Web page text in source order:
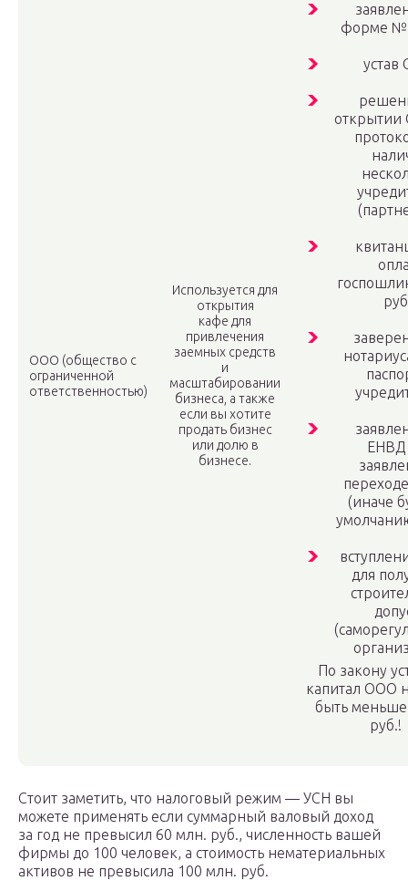
ООО (общество с
ограниченной
ответственностью)
Используется для
открытия
кафе для
привлечения
заемных средств
и
масштабировании
бизнеса, а также
если вы хотите
продать бизнес
или долю в
бизнесе.
форме
ЕНВД
(иначе
для
По закону
капитал ООО
быть меньше
руб.!
Стоит заметить, что налоговый режим — УСН вы
можете применять если суммарный валовый доход
за год не превысил 60 млн. руб., численность вашей
фирмы до 100 человек, а стоимость нематериальных
активов не превысила 100 млн. руб.